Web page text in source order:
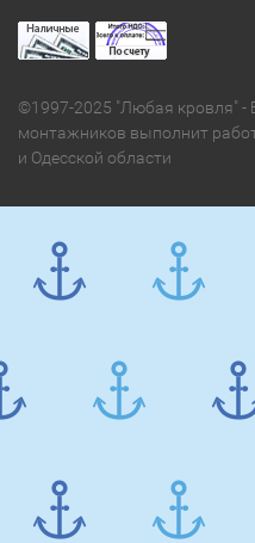
©1997-2025 "Любая кровля" -
монтажников выполнит
и Одесской области